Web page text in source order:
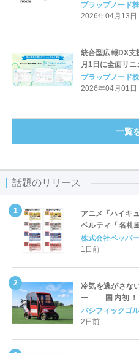
プラップノード
2026年04月13日
統合型広報DX支
月1日に全面リニ
プラップノード
2026年04月01日
一覧
話題のリリース
アニメ「ハイキ
ベルティ「名札
対応についての
株式会社ペッパ
1日前
冷気を逃がさな
ー 国内初！※
Cart（エアコ
パシフィックゴ
2日前